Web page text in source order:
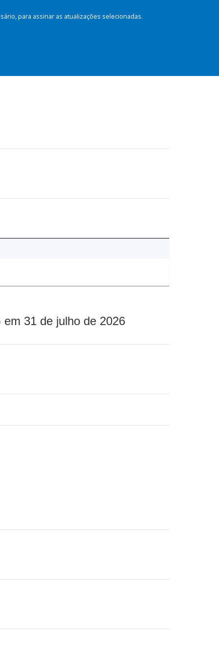
para assinar as atualizações selecionadas.
31 de julho de 2026